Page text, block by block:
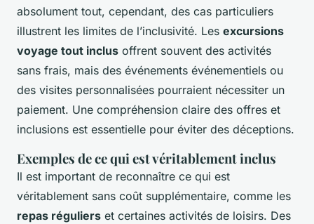
absolument tout, cependant, des cas particuliers
illustrent les limites de l’inclusivité. Les excursions
voyage tout inclus offrent souvent des activités
sans frais, mais des événements événementiels ou
des visites personnalisées pourraient nécessiter un
paiement. Une compréhension claire des offres et
inclusions est essentielle pour éviter des déceptions.
Exemples de ce qui est véritablement inclus
Il est important de reconnaître ce qui est
véritablement sans coût supplémentaire, comme les
repas réguliers et certaines activités de loisirs. Des